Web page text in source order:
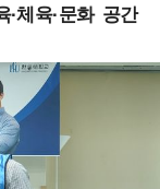
체육·문화 공간